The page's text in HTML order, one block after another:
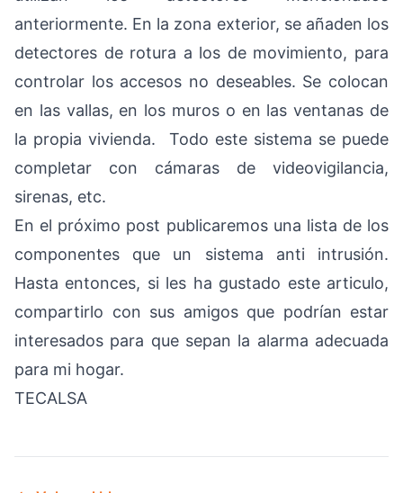
anteriormente. En la zona exterior, se añaden los
detectores de rotura a los de movimiento, para
controlar los accesos no deseables. Se colocan
en las vallas, en los muros o en las ventanas de
la propia vivienda. Todo este sistema se puede
completar con cámaras de videovigilancia,
sirenas, etc.
En el próximo post publicaremos una lista de los
componentes que un sistema anti intrusión.
Hasta entonces, si les ha gustado este articulo,
compartirlo con sus amigos que podrían estar
interesados para que sepan la alarma adecuada
para mi hogar.
TECALSA